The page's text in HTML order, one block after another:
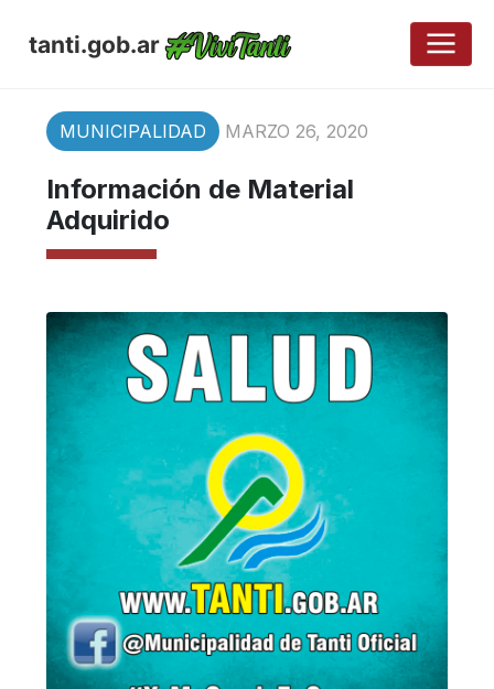
tanti.gob.ar
MUNICIPALIDAD MARZO 26, 2020
Información de Material
Adquirido